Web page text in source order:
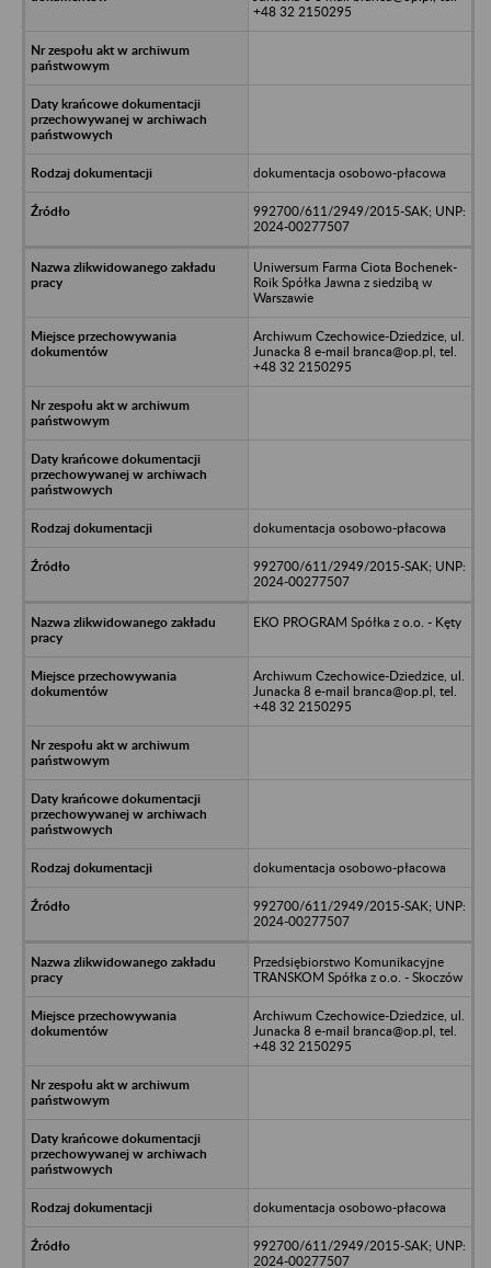
+48 32 2150295
dokumentacja osobowo-płacowa
992700/611/2949/2015-SAK; UNP:
2024-00277507
Uniwersum Farma Ciota Bochenek-
Roik Spółka Jawna z siedzibą w
Warszawie
Archiwum Czechowice-Dziedzice, ul.
Junacka 8 e-mail branca@op.pl, tel.
+48 32 2150295
dokumentacja osobowo-płacowa
992700/611/2949/2015-SAK; UNP:
2024-00277507
EKO PROGRAM Spółka z o.o. - Kęty
Archiwum Czechowice-Dziedzice, ul.
Junacka 8 e-mail branca@op.pl, tel.
+48 32 2150295
dokumentacja osobowo-płacowa
992700/611/2949/2015-SAK; UNP:
2024-00277507
Przedsiębiorstwo Komunikacyjne
TRANSKOM Spółka z o.o. - Skoczów
Archiwum Czechowice-Dziedzice, ul.
Junacka 8 e-mail branca@op.pl, tel.
+48 32 2150295
dokumentacja osobowo-płacowa
992700/611/2949/2015-SAK; UNP:
2024-00277507